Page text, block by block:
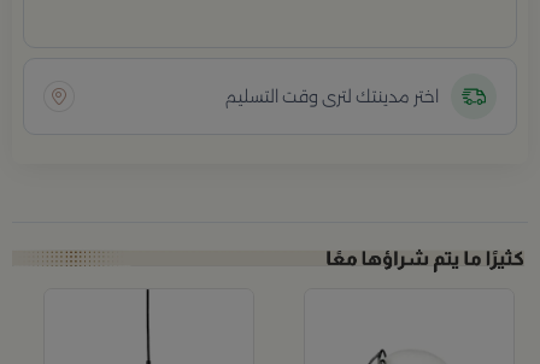
اختر مدينتك لترى وقت التسليم